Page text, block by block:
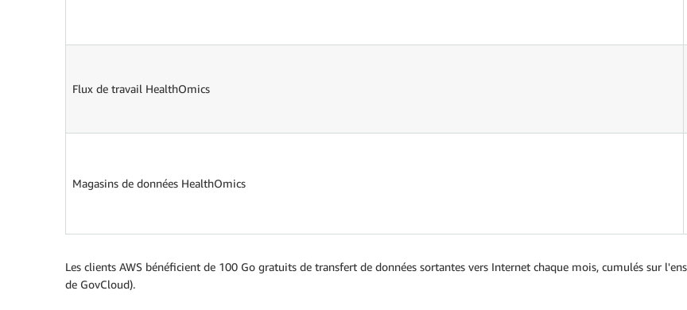
Flux de travail HealthOmics
Magasins de données HealthOmics
Les clients AWS bénéficient de 100 Go gratuits de transfert de données sortantes vers Internet chaque mois, cumulés sur
de GovCloud).